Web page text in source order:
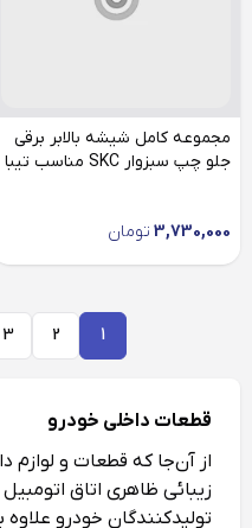
مجموعه کامل شیشه بالابر برقی
جلو چپ سبزوار SKC مناسب تیبا
3,730,000 تومان
1
2
3
قطعات داخلی خودرو
از آن‌جا که قطعات و لوازم
زیبائی ظاهری اتاق
تولیدکنندگان خودرو